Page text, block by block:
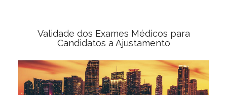
Validade dos Exames Médicos para
Candidatos a Ajustamento